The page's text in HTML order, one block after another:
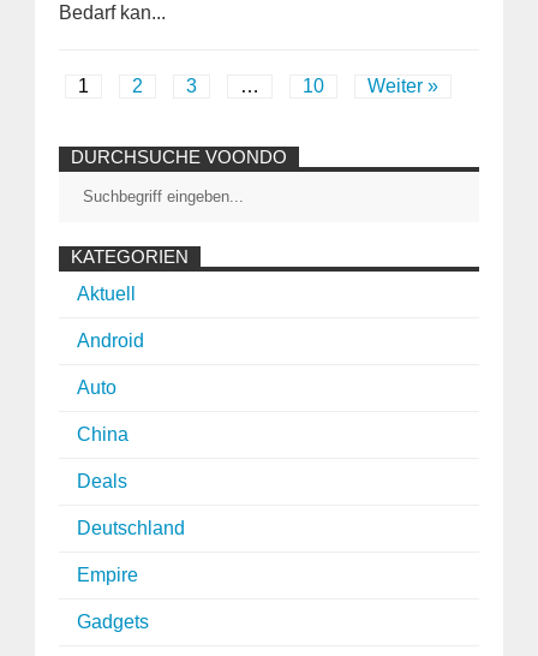
Bedarf kan...
1 2 3 … 10 Weiter »
DURCHSUCHE VOONDO
KATEGORIEN
Aktuell
Android
Auto
China
Deals
Deutschland
Empire
Gadgets